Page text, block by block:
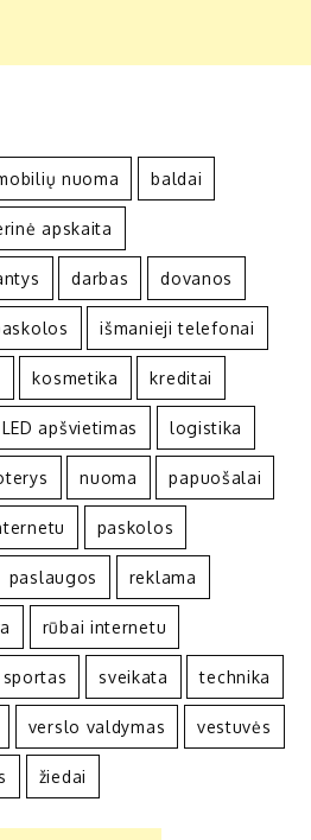
nuoma baldai
apskaita
darbas dovanos
išmanieji telefonai
kosmetika kreditai
LED apšvietimas logistika
nuoma papuošalai
paskolos
paslaugos reklama
rūbai internetu
sportas sveikata technika
verslo valdymas vestuvės
žiedai